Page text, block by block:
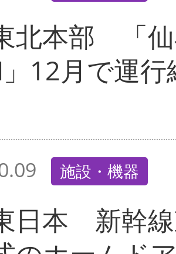
北本部 「
12月で運
施設・機器
日本 新幹